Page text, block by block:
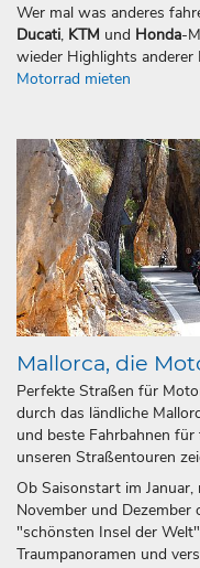
Wer mal was anderes
Ducati, KTM und Honda-
wieder Highlights anderer
Motorrad mieten
Mallorca, die
Perfekte Straßen für
durch das ländliche
und beste Fahrbahnen
unseren Straßentouren
Ob Saisonstart im
November und Dezember
"schönsten Insel der
Traumpanoramen und